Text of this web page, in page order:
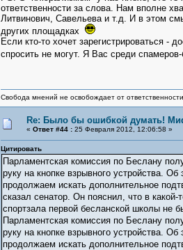
ответственности за слова. Нам вполне
Литвинович, Савельева и т.д. И в этом
других площадках
Если кто-то хочет зарегистрироваться -
спросить не могут. Я Вас среди
Свобода мнений не освобождает от
Re: Было бы ошибкой думать!
« Ответ #44 :25 Февраля 2012, 12:06:58 »
Цитировать
Парламентская комиссия по Беслану
руку на кнопке взрывного устройства.
продолжаем искать дополнительное
сказал сенатор. Он пояснил, что в
спортзала первой бесланской школы не
Парламентская комиссия по Беслану
руку на кнопке взрывного устройства.
продолжаем искать дополнительное